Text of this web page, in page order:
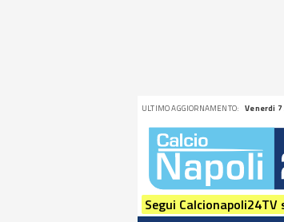
ULTIMO AGGIORNAMENTO: Venerdi
Segui